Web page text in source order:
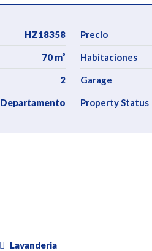
HZ18358 Precio
70 m² Habitaciones
2 Garage
Departamento Property Status
Lavanderia